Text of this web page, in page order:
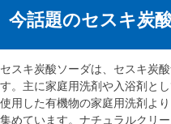
今話題のセスキ炭
セスキ炭酸ソーダは、セスキ炭
す。主に家庭用洗剤や入浴剤と
使用した有機物の家庭用洗剤よ
集めています。ナチュラルクリ